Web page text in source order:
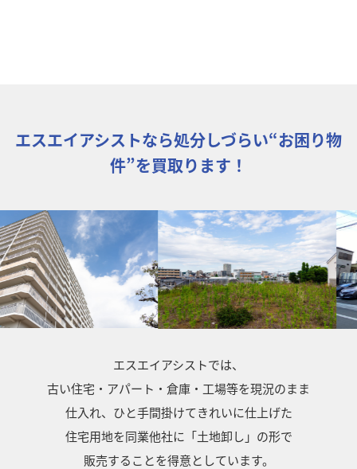
エスエイアシストなら処分しづらい“お困り物
件”を買取ります！
エスエイアシストでは、
古い住宅・アパート・倉庫・工場等を現況のまま
仕入れ、ひと手間掛けてきれいに仕上げた
住宅用地を同業他社に「土地卸し」の形で
販売することを得意としています。